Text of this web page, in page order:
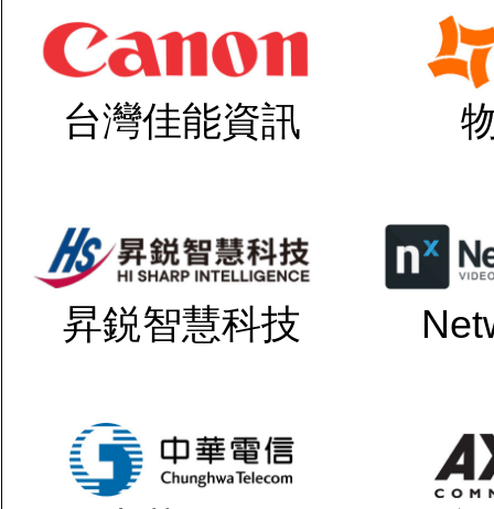
台灣佳能資訊
昇鋭智慧科技